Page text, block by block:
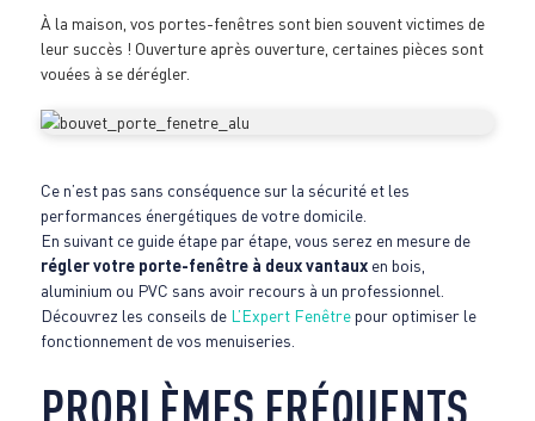
À la maison, vos portes-fenêtres sont bien souvent victimes de
leur succès ! Ouverture après ouverture, certaines pièces sont
vouées à se dérégler.
Ce n’est pas sans conséquence sur la sécurité et les
performances énergétiques de votre domicile.
En suivant ce guide étape par étape, vous serez en mesure de
régler votre porte-fenêtre à deux vantauxen bois,
aluminium ou PVC sans avoir recours à un professionnel.
Découvrez les conseils de L’Expert Fenêtrepour optimiser le
fonctionnement de vos menuiseries.
PROBLÈMES FRÉQUENTS